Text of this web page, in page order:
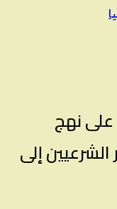
على نهج
إلى